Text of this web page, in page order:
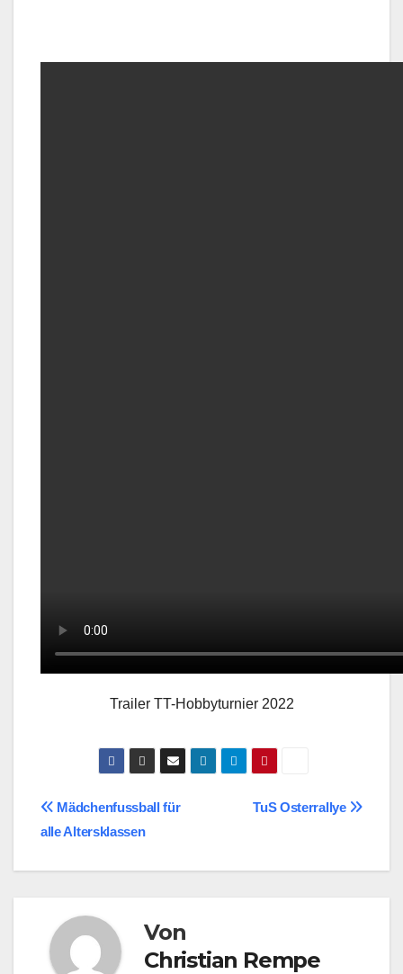
Trailer TT-Hobbyturnier 2022
BeitragsnavigationTuS Osterrallye
Mädchenfussball für
alle Altersklassen
Von
Christian Rempe